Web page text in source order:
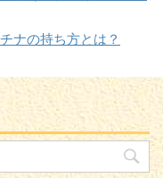
ナの持ち方とは？